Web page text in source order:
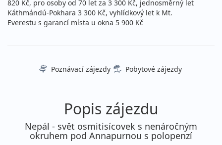
820 Kč, pro osoby od 70 let za 3 300 Kč, jednosměrný let
Káthmándú-Pokhara 3 300 Kč, vyhlídkový let k Mt.
Everestu s garancí místa u okna 5 900 Kč
Poznávací zájezdy Pobytové zájezdy
Popis zájezdu
Nepál - svět osmitisícovek s nenáročným
okruhem pod Annapurnou s polopenzí